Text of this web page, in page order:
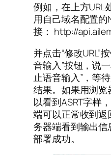
例如，在上方URL
用自己域名配置
接： http://
并点击“修改URL”
音输入”按钮，说
止语音输入”，等
结果。如果用浏
以看到ASRT字样
端可以正常收到返
务器端看到输出信
部署成功。